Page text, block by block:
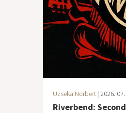
Uzseka Norbert | 2026.
Riverbend: